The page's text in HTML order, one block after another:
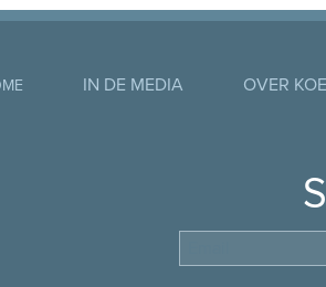
IN DE MEDIA OVER